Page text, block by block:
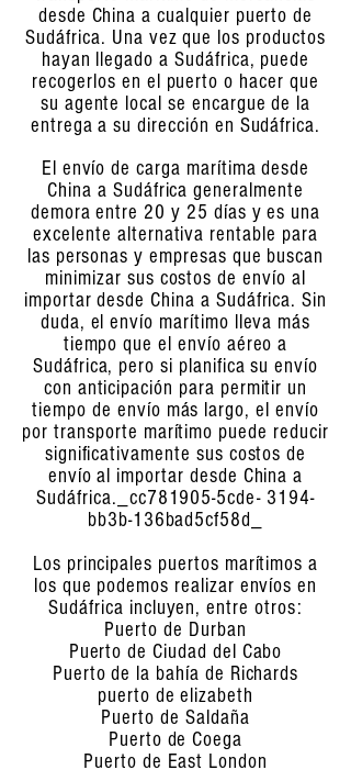
desde China a cualquier puerto de
Sudáfrica. Una vez que los productos
hayan llegado a Sudáfrica, puede
recogerlos en el puerto o hacer que
su agente local se encargue de la
entrega a su dirección en Sudáfrica.
El envío de carga marítima desde
China a Sudáfrica generalmente
demora entre 20 y 25 días y es una
excelente alternativa rentable para
las personas y empresas que buscan
minimizar sus costos de envío al
importar desde China a Sudáfrica. Sin
duda, el envío marítimo lleva más
tiempo que el envío aéreo a
Sudáfrica, pero si planifica su envío
con anticipación para permitir un
tiempo de envío más largo, el envío
por transporte marítimo puede reducir
significativamente sus costos de
envío al importar desde China a
Sudáfrica._cc781905-5cde- 3194-
bb3b-136bad5cf58d_
Los principales puertos marítimos a
los que podemos realizar envíos en
Sudáfrica incluyen, entre otros:
Puerto de Durban
Puerto de Ciudad del Cabo
Puerto de la bahía de Richards
puerto de elizabeth
Puerto de Saldaña
Puerto de Coega
Puerto de East London